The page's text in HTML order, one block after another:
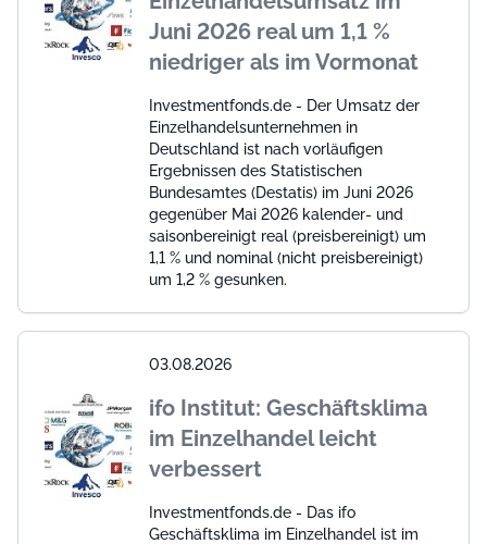
Juni 2026 real um 1,1 %
niedriger als im Vormonat
Investmentfonds.de - Der Umsatz der
Einzelhandelsunternehmen in
Deutschland ist nach vorläufigen
Ergebnissen des Statistischen
Bundesamtes (Destatis) im Juni 2026
gegenüber Mai 2026 kalender- und
saisonbereinigt real (preisbereinigt) um
1,1 % und nominal (nicht preisbereinigt)
um 1,2 % gesunken.
03.08.2026
ifo Institut: Geschäftsklima
im Einzelhandel leicht
verbessert
Investmentfonds.de - Das ifo
Geschäftsklima im Einzelhandel ist im